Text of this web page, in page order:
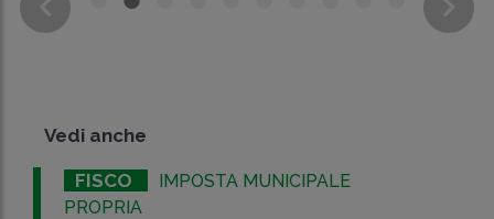
Vedi anche
FISCO
IMPOSTA MUNICIPALE
PROPRIA